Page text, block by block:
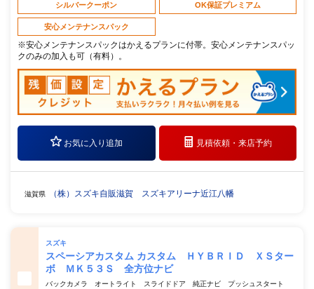
シルバークーポン OK保証プレミアム
安心メンテナンスパック
※安心メンテナンスパックはかえるプランに付帯。安心メンテナンスパッ
クのみの加入も可（有料）。
お気に入り追加 見積依頼・来店予約
滋賀県 （株）スズキ自販滋賀 スズキアリーナ近江八幡
スズキ
スペーシアカスタム カスタム ＨＹＢＲＩＤ ＸＳター
ボ ＭＫ５３Ｓ 全方位ナビ
バックカメラ オートライト スライドドア 純正ナビ プッシュスタート